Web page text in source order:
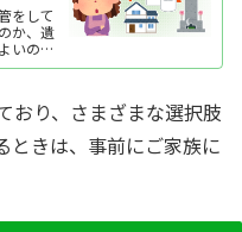
をして
か、遺
いのか
は、自
おり、さまざまな選択肢
ときは、事前にご家族に